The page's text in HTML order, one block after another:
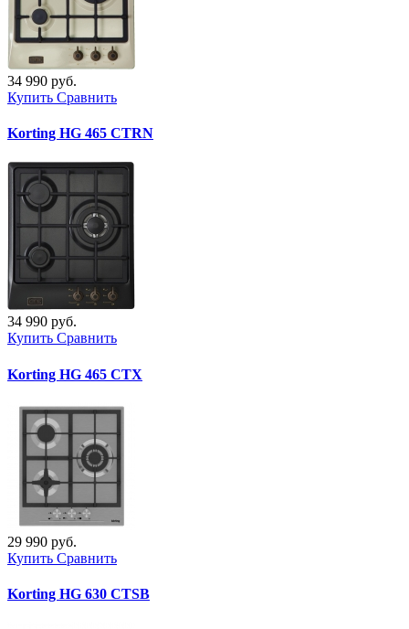
34 990 руб.
Купить Сравнить
Korting HG 465 CTRN
34 990 руб.
Купить Сравнить
Korting HG 465 CTX
29 990 руб.
Купить Сравнить
Korting HG 630 CTSB